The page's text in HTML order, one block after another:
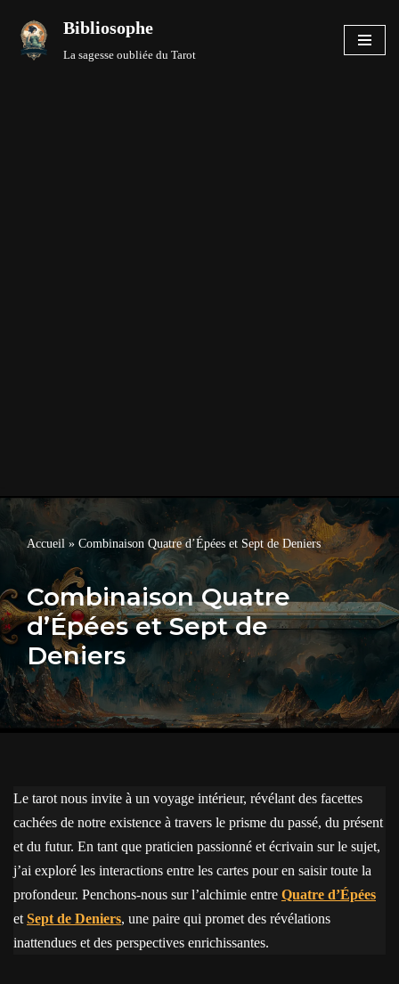
Aller
Bibliosophe
La sagesse oubliée du Tarot
Accueil » Combinaison Quatre d’Épées et Sept de Deniers
Combinaison Quatre
d’Épées et Sept de
Deniers
Le tarot nous invite à un voyage intérieur, révélant des facettes
cachées de notre existence à travers le prisme du passé, du présent
et du futur. En tant que praticien passionné et écrivain sur le sujet,
j’ai exploré les interactions entre les cartes pour en saisir toute la
profondeur. Penchons-nous sur l’alchimie entre Quatre d’Épées
et Sept de Deniers, une paire qui promet des révélations
inattendues et des perspectives enrichissantes.